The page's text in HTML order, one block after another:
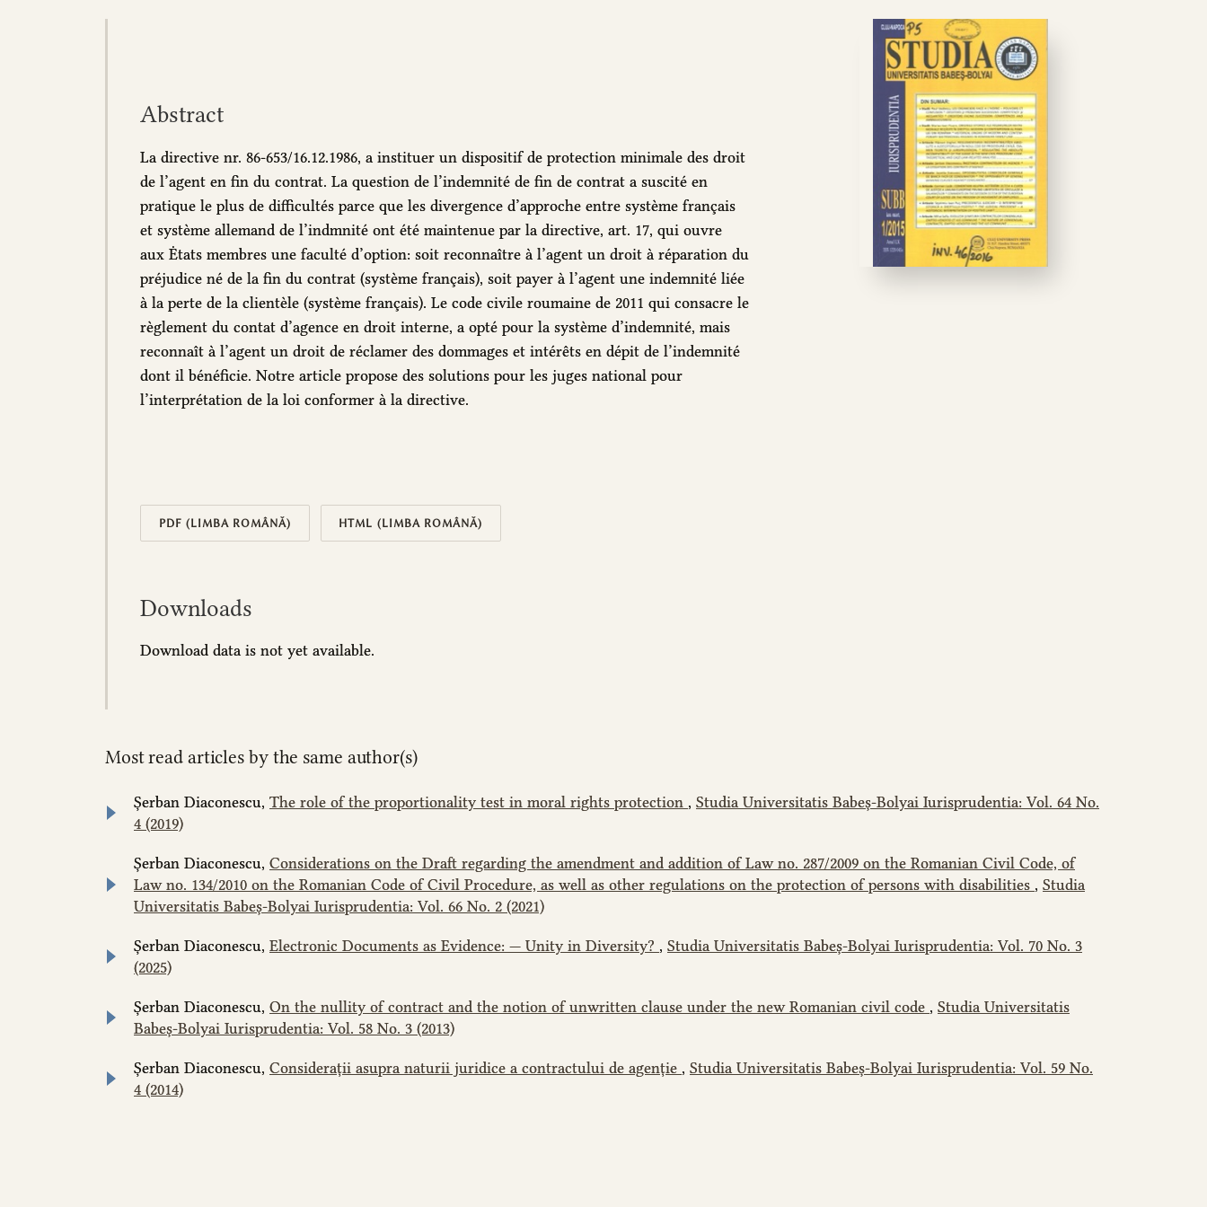
Abstract
La directive nr. 86-653/16.12.1986, a instituer un dispositif de protection minimale des droit
de l’agent en fin du contrat. La question de l’indemnité de fin de contrat a suscité en
pratique le plus de difficultés parce que les divergence d’approche entre système français
et système allemand de l’indmnité ont été maintenue par la directive, art. 17, qui ouvre
aux Ėtats membres une faculté d’option: soit reconnaître à l’agent un droit à réparation du
préjudice né de la fin du contrat (système français), soit payer à l’agent une indemnité liée
à la perte de la clientèle (système français). Le code civile roumaine de 2011 qui consacre le
règlement du contat d’agence en droit interne, a opté pour la système d’indemnité, mais
reconnaît à l’agent un droit de réclamer des dommages et intérêts en dépit de l’indemnité
dont il bénéficie. Notre article propose des solutions pour les juges national pour
l’interprétation de la loi conformer à la directive.
PDF (LIMBA ROMÂNĂ) HTML (LIMBA ROMÂNĂ)
Downloads
Download data is not yet available.
Most read articles by the same author(s)
Șerban Diaconescu, The role of the proportionality test in moral rights protection , Studia Universitatis Babeș-Bolyai Iurisprudentia: Vol. 64 No.
4 (2019)
Șerban Diaconescu, Considerations on the Draft regarding the amendment and addition of Law no. 287/2009 on the Romanian Civil Code, of
Law no. 134/2010 on the Romanian Code of Civil Procedure, as well as other regulations on the protection of persons with disabilities , Studia
Universitatis Babeș-Bolyai Iurisprudentia: Vol. 66 No. 2 (2021)
Șerban Diaconescu, Electronic Documents as Evidence: — Unity in Diversity? , Studia Universitatis Babeș-Bolyai Iurisprudentia: Vol. 70 No. 3
(2025)
Șerban Diaconescu, On the nullity of contract and the notion of unwritten clause under the new Romanian civil code , Studia Universitatis
Babeș-Bolyai Iurisprudentia: Vol. 58 No. 3 (2013)
Șerban Diaconescu, Considerații asupra naturii juridice a contractului de agenție , Studia Universitatis Babeș-Bolyai Iurisprudentia: Vol. 59 No.
4 (2014)